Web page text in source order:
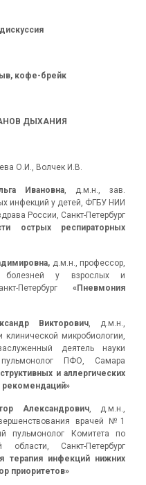
кофе-брейк
ДЫХАНИЯ
О.И., Волчек И.В.
Ивановна, д.м.н., зав.
инфекций у детей, ФГБУ НИИ
России, Санкт-Петербург
острых респираторных
д.м.н., профессор,
болезней у взрослых и
Петербург «Пневмония
Викторович, д.м.н.,
микробиологии,
деятель науки
ПФО, Самара
и аллергических
рекомендаций»
Александрович, д.м.н.,
врачей №1
Комитета по
области, Санкт-Петербург
терапия инфекций нижних
приоритетов»